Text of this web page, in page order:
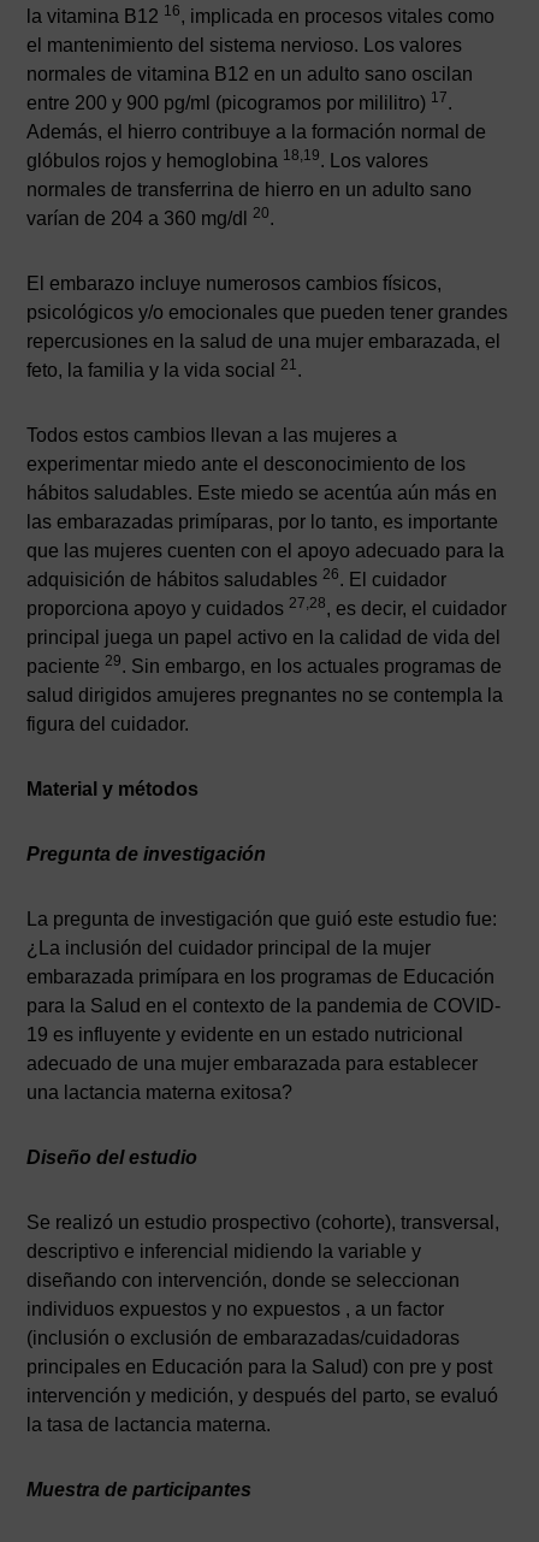
la vitamina B12 16, implicada en procesos vitales como
el mantenimiento del sistema nervioso. Los valores
normales de vitamina B12 en un adulto sano oscilan
entre 200 y 900 pg/ml (picogramos por mililitro) 17.
Además, el hierro contribuye a la formación normal de
glóbulos rojos y hemoglobina 18,19. Los valores
normales de transferrina de hierro en un adulto sano
varían de 204 a 360 mg/dl20.
El embarazo incluye numerosos cambios físicos,
psicológicos y/o emocionales que pueden tener grandes
repercusiones en la salud de una mujer embarazada, el
feto, la familia y la vida social21.
Todos estos cambios llevan a las mujeres a
experimentar miedo ante el desconocimiento de los
hábitos saludables. Este miedo se acentúa aún más en
las embarazadas primíparas, por lo tanto, es importante
que las mujeres cuenten con el apoyo adecuado para la
adquisición de hábitos saludables26. El cuidador
proporciona apoyo y cuidados27,28, es decir, el cuidador
principal juega un papel activo en la calidad de vida del
paciente29. Sin embargo, en los actuales programas de
salud dirigidos amujeres pregnantes no se contempla la
figura del cuidador.
Material y métodos
Pregunta de investigación
La pregunta de investigación que guió este estudio fue:
¿La inclusión del cuidador principal de la mujer
embarazada primípara en los programas de Educación
para la Salud en el contexto de la pandemia de COVID-
19 es influyente y evidente en un estado nutricional
adecuado de una mujer embarazada para establecer
una lactancia materna exitosa?
Diseño del estudio
Se realizó un estudio prospectivo (cohorte), transversal,
descriptivo e inferencial midiendo la variable y
diseñando con intervención, donde se seleccionan
individuos expuestos y no expuestos , a un factor
(inclusión o exclusión de embarazadas/cuidadoras
principales en Educación para la Salud) con pre y post
intervención y medición, y después del parto, se evaluó
la tasa de lactancia materna.
Muestra de participantes